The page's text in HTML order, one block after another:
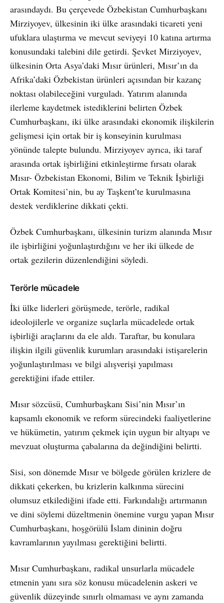
arasındaydı. Bu çerçevede Özbekistan Cumhurbaşkanı
Mirziyoyev, ülkesinin iki ülke arasındaki ticareti yeni
ufuklara ulaştırma ve mevcut seviyeyi 10 katına artırma
konusundaki talebini dile getirdi. Şevket Mirziyoyev,
ülkesinin Orta Asya’daki Mısır ürünleri, Mısır’ın da
Afrika’daki Özbekistan ürünleri açısından bir kazanç
noktası olabileceğini vurguladı. Yatırım alanında
ilerleme kaydetmek istediklerini belirten Özbek
Cumhurbaşkanı, iki ülke arasındaki ekonomik ilişkilerin
gelişmesi için ortak bir iş konseyinin kurulması
yönünde talepte bulundu. Mirziyoyev ayrıca, iki taraf
arasında ortak işbirliğini etkinleştirme fırsatı olarak
Mısır- Özbekistan Ekonomi, Bilim ve Teknik İşbirliği
Ortak Komitesi’nin, bu ay Taşkent’te kurulmasına
destek verdiklerine dikkati çekti.
Özbek Cumhurbaşkanı, ülkesinin turizm alanında Mısır
ile işbirliğini yoğunlaştırdığını ve her iki ülkede de
ortak gezilerin düzenlendiğini söyledi.
Terörle mücadele
İki ülke liderleri görüşmede, terörle, radikal
ideolojilerle ve organize suçlarla mücadelede ortak
işbirliği araçlarını da ele aldı. Taraftar, bu konulara
ilişkin ilgili güvenlik kurumları arasındaki istişarelerin
yoğunlaştırılması ve bilgi alışverişi yapılması
gerektiğini ifade ettiler.
Mısır sözcüsü, Cumhurbaşkanı Sisi’nin Mısır’ın
kapsamlı ekonomik ve reform sürecindeki faaliyetlerine
ve hükümetin, yatırım çekmek için uygun bir altyapı ve
mevzuat oluşturma çabalarına da değindiğini belirtti.
Sisi, son dönemde Mısır ve bölgede görülen krizlere de
dikkati çekerken, bu krizlerin kalkınma sürecini
olumsuz etkilediğini ifade etti. Farkındalığı artırmanın
ve dini söylemi düzeltmenin önemine vurgu yapan Mısır
Cumhurbaşkanı, hoşgörülü İslam dininin doğru
kavramlarının yayılması gerektiğini belirtti.
Mısır Cumhurbaşkanı, radikal unsurlarla mücadele
etmenin yanı sıra söz konusu mücadelenin askeri ve
güvenlik düzeyinde sınırlı olmaması ve aynı zamanda